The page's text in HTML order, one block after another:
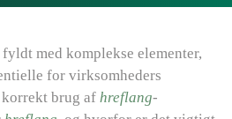
med komplekse elementer,
for virksomheders
brug af hreflang-